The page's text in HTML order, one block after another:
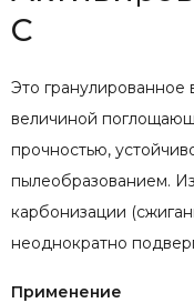
С
Это гранулированное
величиной
прочностью,
пылеобразованием.
карбонизации
неоднократно
Применение